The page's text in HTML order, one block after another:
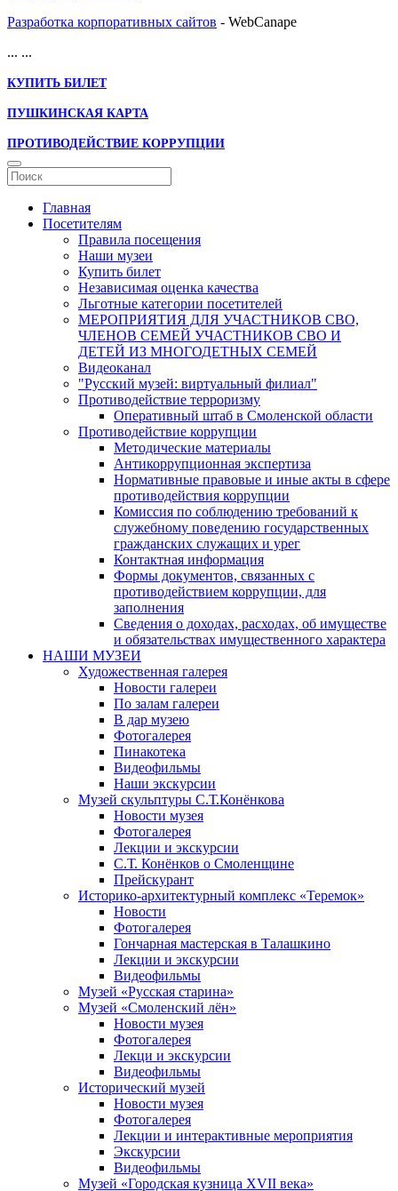
Разработка корпоративных сайтов - WebCanape
... ...
КУПИТЬ БИЛЕТ
ПУШКИНСКАЯ КАРТА
ПРОТИВОДЕЙСТВИЕ КОРРУПЦИИ
Главная
Посетителям
Правила посещения
Наши музеи
Купить билет
Независимая оценка качества
Льготные категории посетителей
МЕРОПРИЯТИЯ ДЛЯ УЧАСТНИКОВ СВО,
ЧЛЕНОВ СЕМЕЙ УЧАСТНИКОВ СВО И
ДЕТЕЙ ИЗ МНОГОДЕТНЫХ СЕМЕЙ
Видеоканал
"Русский музей: виртуальный филиал"
Противодействие терроризму
Оперативный штаб в Смоленской области
Противодействие коррупции
Методические материалы
Антикоррупционная экспертиза
Нормативные правовые и иные акты в сфере
противодействия коррупции
Комиссия по соблюдению требований к
служебному поведению государственных
гражданских служащих и урег
Контактная информация
Формы документов, связанных с
противодействием коррупции, для
заполнения
Сведения о доходах, расходах, об имуществе
и обязательствах имущественного характера
НАШИ МУЗЕИ
Художественная галерея
Новости галереи
По залам галереи
В дар музею
Фотогалерея
Пинакотека
Видеофильмы
Наши экскурсии
Музей скульптуры С.Т.Конёнкова
Новости музея
Фотогалерея
Лекции и экскурсии
С.Т. Конёнков о Смоленщине
Прейскурант
Историко-архитектурный комплекс «Теремок»
Новости
Фотогалерея
Гончарная мастерская в Талашкино
Лекции и экскурсии
Видеофильмы
Музей «Русская старина»
Музей «Смоленский лён»
Новости музея
Фотогалерея
Лекци и экскурсии
Видеофильмы
Исторический музей
Новости музея
Фотогалерея
Лекции и интерактивные мероприятия
Экскурсии
Видеофильмы
Музей «Городская кузница XVII века»